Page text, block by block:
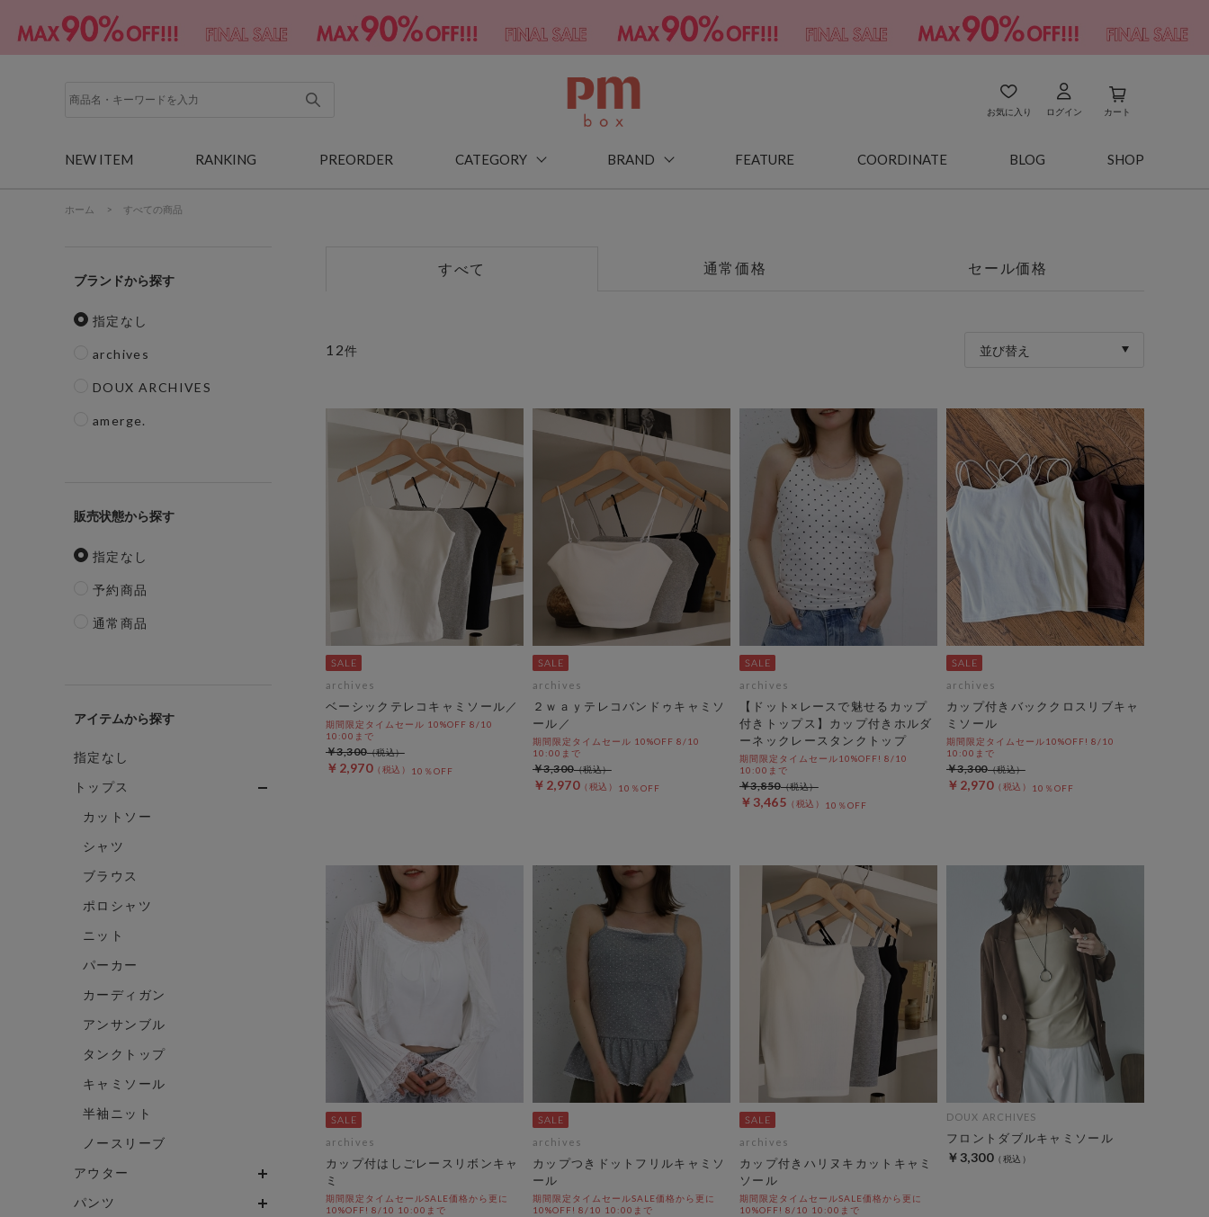
お気に入り ログイン カート
NEW ITEM RANKING PREORDER CATEGORY BRAND FEATURE COORDINATE BLOG SHOP
ホーム > すべての商品
ブランド
指定なし
archives
DOUX ARCHIVES
amerge.
販売状態
指定なし
予約商品
通常商品
アイテム
指定なし
トップス
カットソー
シャツ
ブラウス
ポロシャツ
ニット
パーカー
カーディガン
アンサンブル
タンクトップ
キャミソール
半袖ニット
ノースリーブ
アウター
パンツ
すべて 通常価格 セール価格
12件 並び替え
archives
ベーシックテレコキャミソール／
期間限定タイムセール 10%OFF 8/10
10:00まで
￥2,970 10％OFF
￥3,300
archives
２ｗａｙテレコバンドゥキャミソ
ール／
期間限定タイムセール 10%OFF 8/10
10:00まで
￥2,970 10％OFF
￥3,300
archives
【ドット×レースで魅せるカップ
付きトップス】カップ付きホルダ
ーネックレースタンクトップ
期間限定タイムセール10%OFF! 8/10
10:00まで
￥3,465 10％OFF
￥3,850
archives
カップ付きバッククロスリブキャ
ミソール
期間限定タイムセール10%OFF! 8/10
10:00まで
￥2,970 10％OFF
￥3,300
archives
カップ付はしごレースリボンキャ
ミ
期間限定タイムセールSALE価格から更に
10%OFF! 8/10 10:00まで
archives
カップつきドットフリルキャミソ
ール
期間限定タイムセールSALE価格から更に
10%OFF! 8/10 10:00まで
archives
カップ付きハリヌキカットキャミ
ソール
期間限定タイムセールSALE価格から更に
10%OFF! 8/10 10:00まで
DOUX ARCHIVES
フロントダブルキャミソール
￥3,300